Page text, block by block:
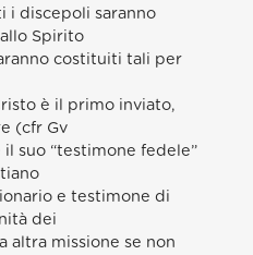
i discepoli saranno
Spirito
costituiti tali per
è il primo inviato,
(cfr Gv
suo “testimone fedele”
e testimone di
dei
altra missione se non